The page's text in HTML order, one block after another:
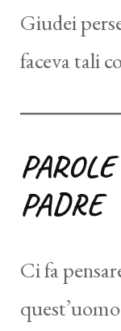
Giudei
faceva tali
PADRE
Ci fa